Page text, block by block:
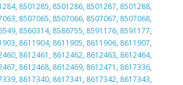
, 8501285, 8501286, 8501287, 8501288,
, 8507065, 8507066, 8507067, 8507068,
, 8560314, 8586755, 8591176, 8591177,
, 8611904, 8611905, 8611906, 8611907,
, 8612461 , 8612462, 8612463, 8612464,
, 8612468, 8612469, 8612471 , 8617336,
, 8617340, 8617341 , 8617342, 8617343,